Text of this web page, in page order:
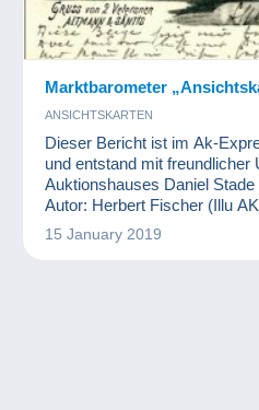
Marktbarometer
ANSICHTSKARTEN
Dieser Bericht ist im Ak-
und entstand mit freundlicher
Auktionshauses Daniel
Autor: Herbert
15 January 2019